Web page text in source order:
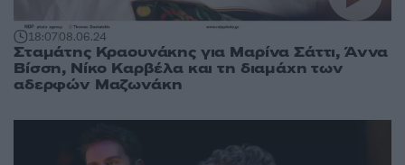
18:0708.06.24
Σταμάτης Κραουνάκης για Μαρίνα Σάττι, Άννα
Βίσση, Νίκο Καρβέλα και τη διαμάχη των
αδερφών Μαζωνάκη